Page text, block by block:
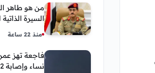
من هو طاهر
السيرة الذاتية
مناصبه
منذ 22 ساعة